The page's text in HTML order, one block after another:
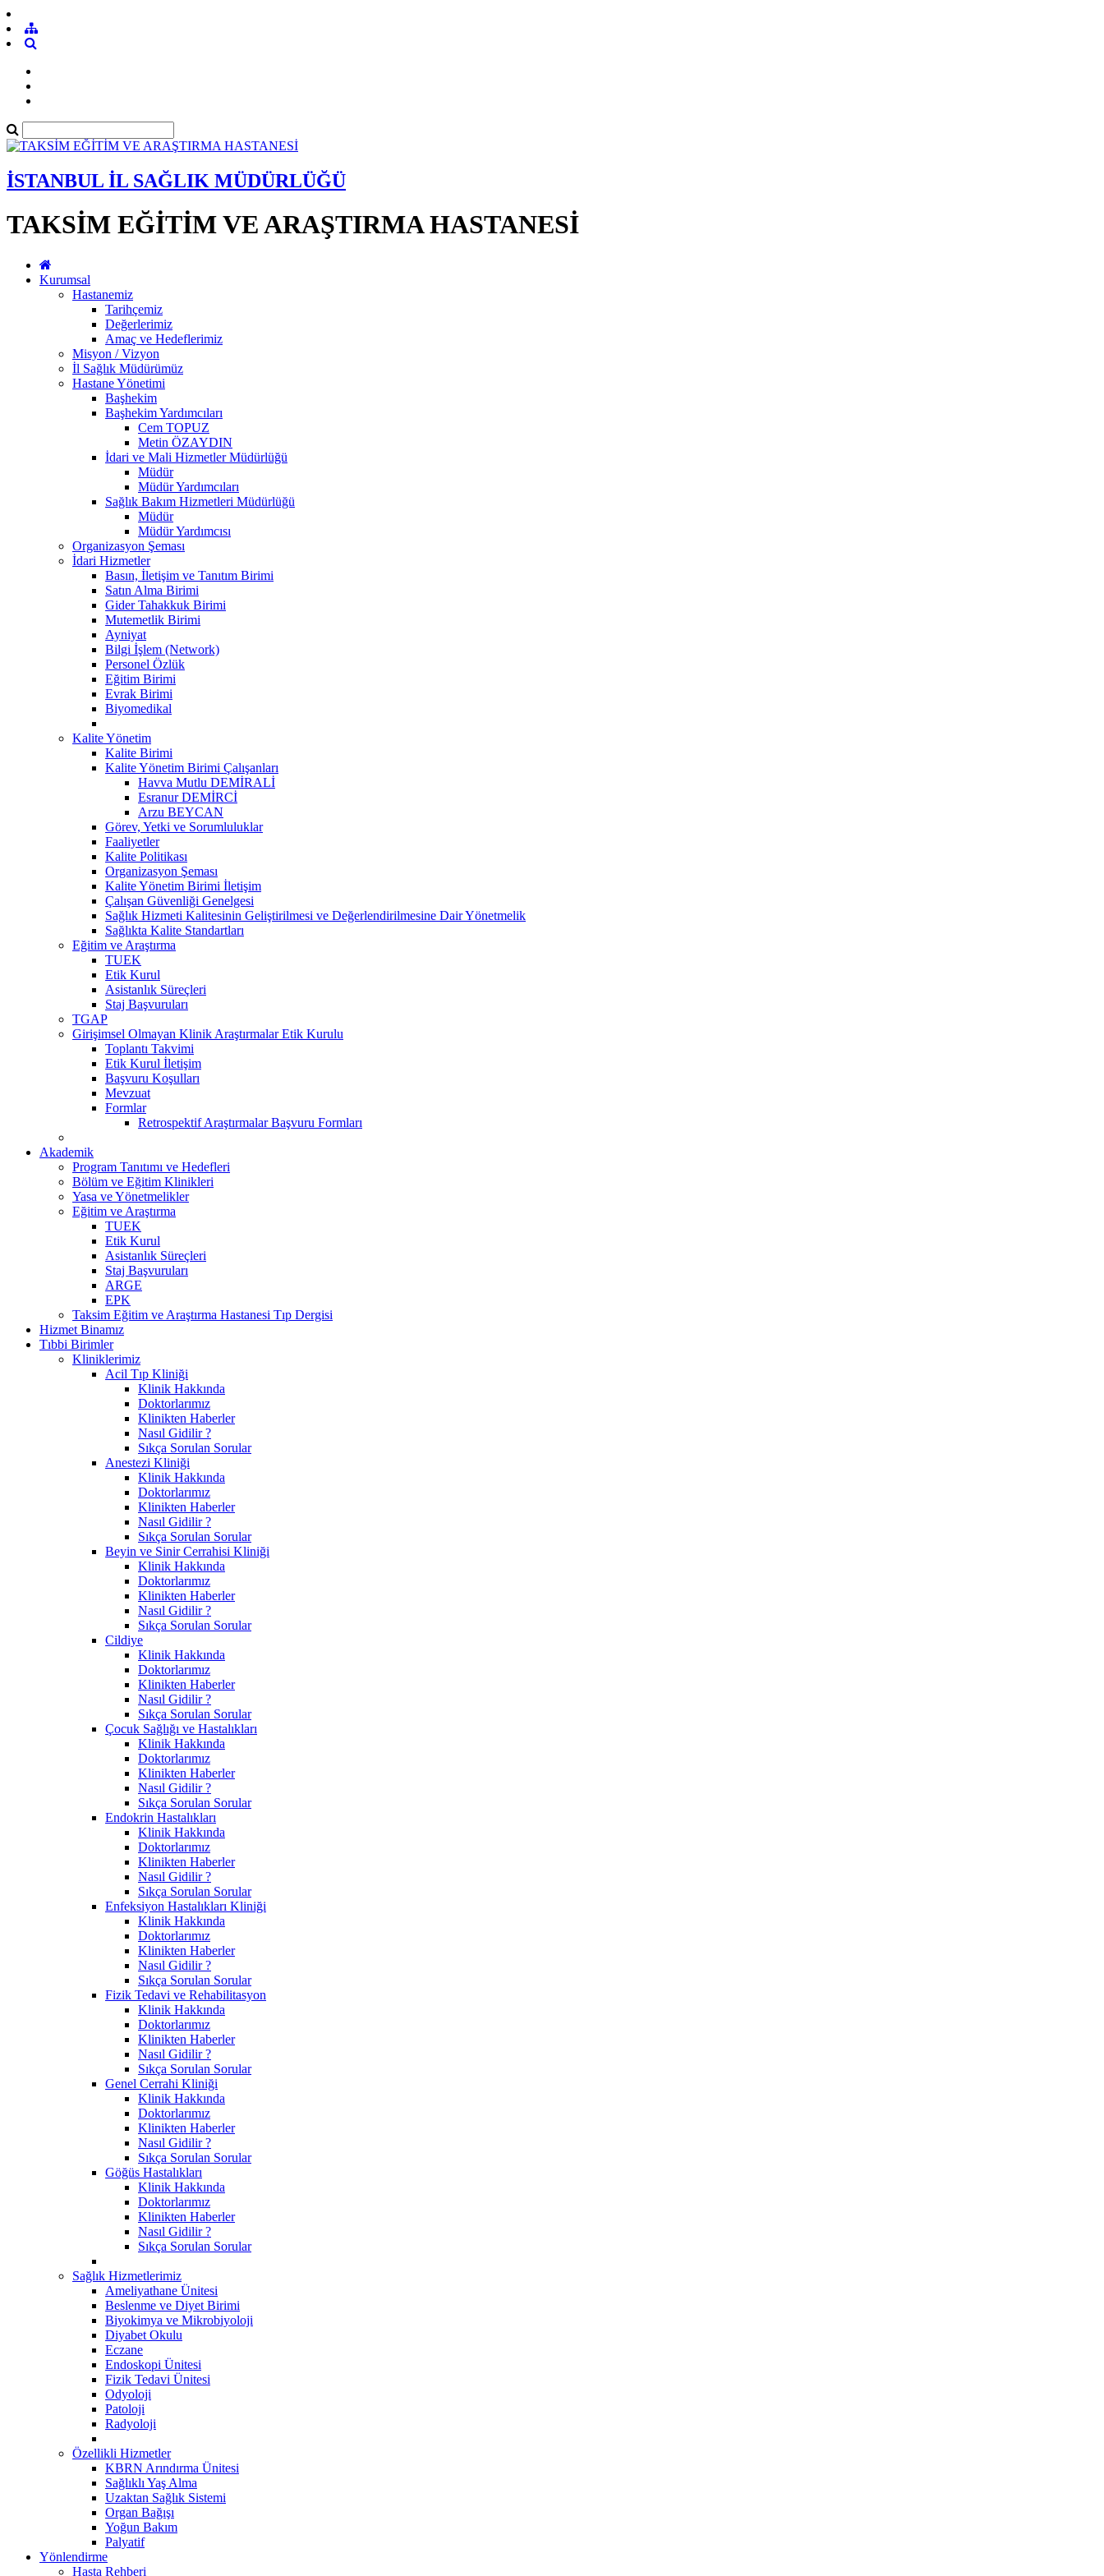
İSTANBUL İL SAĞLIK MÜDÜRLÜĞÜ
TAKSİM EĞİTİM VE ARAŞTIRMA HASTANESİ
Kurumsal
Hastanemiz
Tarihçemiz
Değerlerimiz
Amaç ve Hedeflerimiz
Misyon / Vizyon
İl Sağlık Müdürümüz
Hastane Yönetimi
Başhekim
Başhekim Yardımcıları
Cem TOPUZ
Metin ÖZAYDIN
İdari ve Mali Hizmetler Müdürlüğü
Müdür
Müdür Yardımcıları
Sağlık Bakım Hizmetleri Müdürlüğü
Müdür
Müdür Yardımcısı
Organizasyon Şeması
İdari Hizmetler
Basın, İletişim ve Tanıtım Birimi
Satın Alma Birimi
Gider Tahakkuk Birimi
Mutemetlik Birimi
Ayniyat
Bilgi İşlem (Network)
Personel Özlük
Eğitim Birimi
Evrak Birimi
Biyomedikal
Kalite Yönetim
Kalite Birimi
Kalite Yönetim Birimi Çalışanları
Havva Mutlu DEMİRALİ
Esranur DEMİRCİ
Arzu BEYCAN
Görev, Yetki ve Sorumluluklar
Faaliyetler
Kalite Politikası
Organizasyon Şeması
Kalite Yönetim Birimi İletişim
Çalışan Güvenliği Genelgesi
Sağlık Hizmeti Kalitesinin Geliştirilmesi ve Değerlendirilmesine Dair Yönetmelik
Sağlıkta Kalite Standartları
Eğitim ve Araştırma
TUEK
Etik Kurul
Asistanlık Süreçleri
Staj Başvuruları
TGAP
Girişimsel Olmayan Klinik Araştırmalar Etik Kurulu
Toplantı Takvimi
Etik Kurul İletişim
Başvuru Koşulları
Mevzuat
Formlar
Retrospektif Araştırmalar Başvuru Formları
Akademik
Program Tanıtımı ve Hedefleri
Bölüm ve Eğitim Klinikleri
Yasa ve Yönetmelikler
Eğitim ve Araştırma
TUEK
Etik Kurul
Asistanlık Süreçleri
Staj Başvuruları
ARGE
EPK
Taksim Eğitim ve Araştırma Hastanesi Tıp Dergisi
Hizmet Binamız
Tıbbi Birimler
Kliniklerimiz
Acil Tıp Kliniği
Klinik Hakkında
Doktorlarımız
Klinikten Haberler
Nasıl Gidilir ?
Sıkça Sorulan Sorular
Anestezi Kliniği
Klinik Hakkında
Doktorlarımız
Klinikten Haberler
Nasıl Gidilir ?
Sıkça Sorulan Sorular
Beyin ve Sinir Cerrahisi Kliniği
Klinik Hakkında
Doktorlarımız
Klinikten Haberler
Nasıl Gidilir ?
Sıkça Sorulan Sorular
Cildiye
Klinik Hakkında
Doktorlarımız
Klinikten Haberler
Nasıl Gidilir ?
Sıkça Sorulan Sorular
Çocuk Sağlığı ve Hastalıkları
Klinik Hakkında
Doktorlarımız
Klinikten Haberler
Nasıl Gidilir ?
Sıkça Sorulan Sorular
Endokrin Hastalıkları
Klinik Hakkında
Doktorlarımız
Klinikten Haberler
Nasıl Gidilir ?
Sıkça Sorulan Sorular
Enfeksiyon Hastalıkları Kliniği
Klinik Hakkında
Doktorlarımız
Klinikten Haberler
Nasıl Gidilir ?
Sıkça Sorulan Sorular
Fizik Tedavi ve Rehabilitasyon
Klinik Hakkında
Doktorlarımız
Klinikten Haberler
Nasıl Gidilir ?
Sıkça Sorulan Sorular
Genel Cerrahi Kliniği
Klinik Hakkında
Doktorlarımız
Klinikten Haberler
Nasıl Gidilir ?
Sıkça Sorulan Sorular
Göğüs Hastalıkları
Klinik Hakkında
Doktorlarımız
Klinikten Haberler
Nasıl Gidilir ?
Sıkça Sorulan Sorular
Sağlık Hizmetlerimiz
Ameliyathane Ünitesi
Beslenme ve Diyet Birimi
Biyokimya ve Mikrobiyoloji
Diyabet Okulu
Eczane
Endoskopi Ünitesi
​Fizik Tedavi Ünitesi
Odyoloji
Patoloji
Radyoloji
Özellikli Hizmetler
KBRN Arındırma Ünitesi
Sağlıklı Yaş Alma
Uzaktan Sağlık Sistemi
Organ Bağışı
Yoğun Bakım
Palyatif
Yönlendirme
Hasta Rehberi